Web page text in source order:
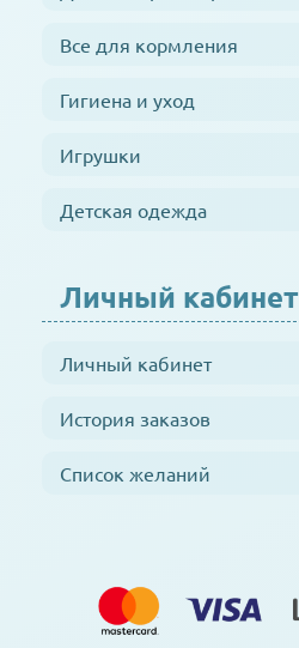
Все для кормления
Гигиена и уход
Игрушки
Детская одежда
Личный кабинет
Личный кабинет
История заказов
Список желаний